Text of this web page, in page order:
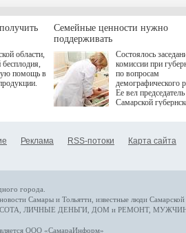
определенными
К ним можно
возникающие при
данными
более динамичного
проникновения
сегмент
отраслевое
рассказала Ольга
ходе сессии
качества жизни" в
ПМЭФ 2025. В
области,
помощь в
Семейные ценности нужно
поддерживать
Состоялось
комиссии при
по вопросам
демографического
Ее вел председатель
Самарской
Реклама RSS-потоки Карта сайта
города.
Самары и Тольятти, известные люди
ЛИЧНЫЕ ДЕНЬГИ ДОМ и РЕМОНТ,
ООО «СамараИнформ»